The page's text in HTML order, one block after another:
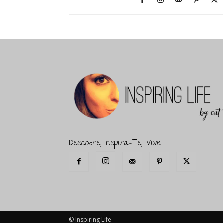
Descobre, Inspira-Te, Vive
© Inspiring Life